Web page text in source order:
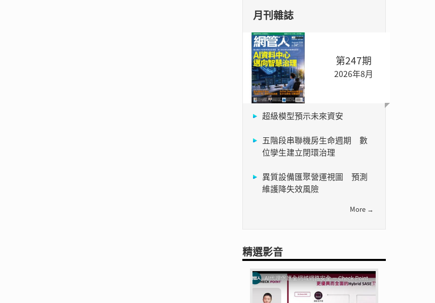
月刊雜誌
第247期
2026年8月
超級模型預示未來資安
五階段串聯機房生命週期 數
位孿生建立閉環治理
異質設備匯聚營運視圖 預測
維護降失效風險
More →
精選影音